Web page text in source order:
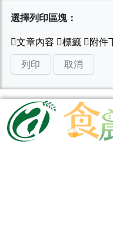
選擇列印區塊：
列印 取消